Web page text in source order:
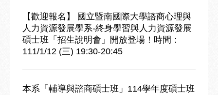
【歡迎報名】 國立暨南國際大學諮商心理與
人力資源發展學系-終身學習與人力資源發展
碩士班「招生說明會」開放登場！時間：
111/1/12 (三) 19:30-20:45
本系「輔導與諮商碩士班」114學年度碩士班